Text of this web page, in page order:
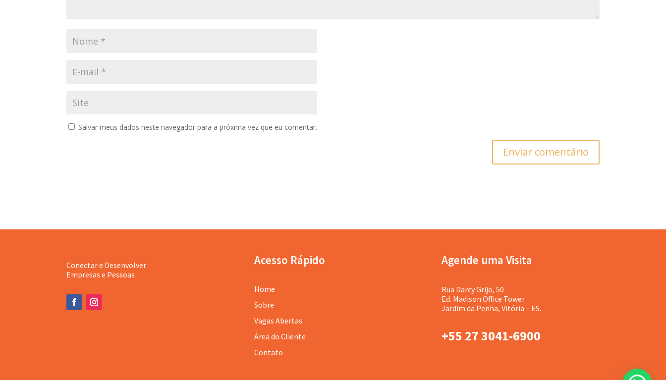
Salvar meus dados neste navegador para a próxima vez que eu comentar.
Enviar comentário
Conectar e Desenvolver
Empresas e Pessoas
Acesso Rápido
Home
Sobre
Vagas Abertas
Área do Cliente
Contato
Agende uma Visita
Rua Darcy Grijo, 50
Ed. Madison Office Tower
Jardim da Penha, Vitória – ES.
+55 27 3041-6900